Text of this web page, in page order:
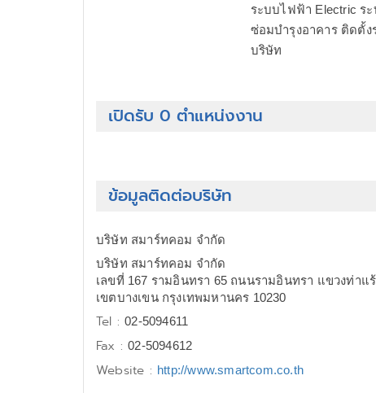
ระบบไฟฟ้า Electric ร
ซ่อมบำรุงอาคาร ติดตั้
บริษัท
เปิดรับ 0 ตำแหน่งงาน
ข้อมูลติดต่อบริษัท
บริษัท สมาร์ทคอม จำกัด
บริษัท สมาร์ทคอม จำกัด
เลขที่ 167 รามอินทรา 65 ถนนรามอินทรา แขวงท่าแ
เขตบางเขน กรุงเทพมหานคร 10230
Tel :02-5094611
Fax :02-5094612
Website : http://www.smartcom.co.th